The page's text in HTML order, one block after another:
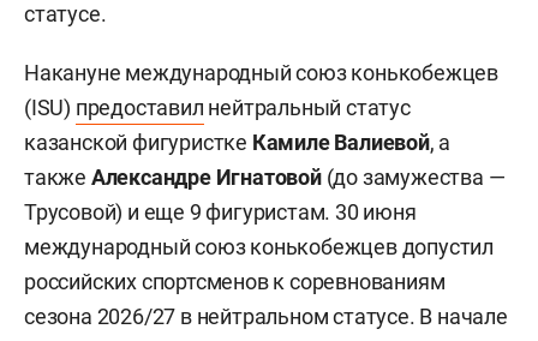
статусе.
Накануне международный союз конькобежцев
(ISU) предоставил нейтральный статус
казанской фигуристке Камиле Валиевой, а
также Александре Игнатовой(до замужества —
Трусовой) и еще 9 фигуристам. 30 июня
международный союз конькобежцев допустил
российских спортсменов к соревнованиям
сезона 2026/27 в нейтральном статусе. В начале